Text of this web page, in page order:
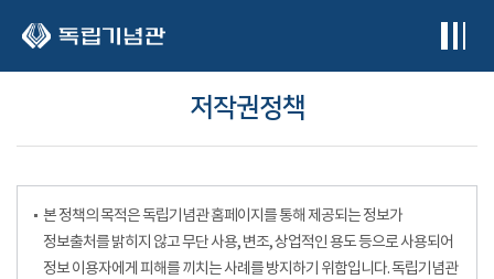
저작권정책
본 정책의 목적은 독립기념관 홈페이지를 통해 제공되는 정보가
정보출처를 밝히지 않고 무단 사용, 변조, 상업적인 용도 등으로 사용되어
정보 이용자에게 피해를 끼치는 사례를 방지하기 위함입니다. 독립기념관